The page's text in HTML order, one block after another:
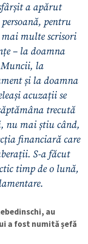
a apărut
pentru
multe scrisori
– la doamna
la
și la doamna
acuzații se
trecută
nu mai știu când,
financiară care
S-a făcut
timp de o lună,
au
a fost numită șefă